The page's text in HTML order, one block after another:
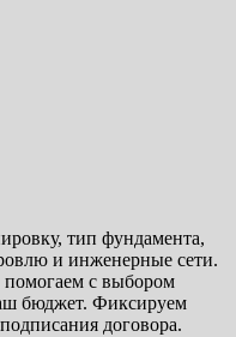
тип фундамента,
и инженерные сети.
помогаем с выбором
бюджет. Фиксируем
договора.